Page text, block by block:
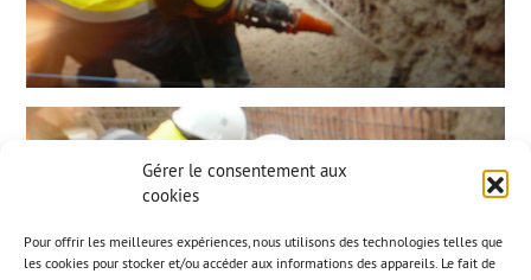
Gérer le consentement aux
cookies
Pour offrir les meilleures expériences, nous utilisons des technologies telles que
les cookies pour stocker et/ou accéder aux informations des appareils. Le fait de